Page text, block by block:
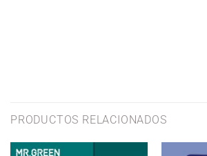
PRODUCTOS RELACIONADOS